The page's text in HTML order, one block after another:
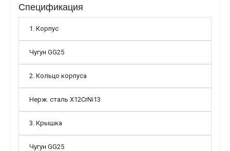
Спецификация
1. Корпус
Чугун GG25
2. Кольцо корпуса
Нерж. сталь X12CrNi13
3. Крышка
Чугун GG25